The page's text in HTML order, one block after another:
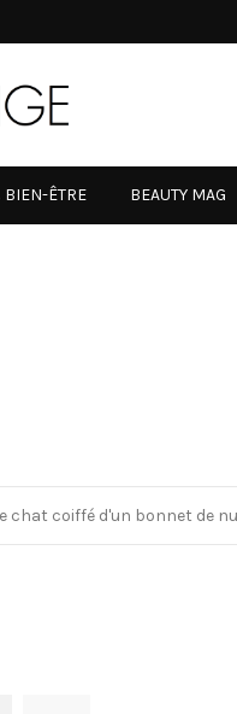
ÊTRE BEAUTY MAG
chat coiffé d'un bonnet de